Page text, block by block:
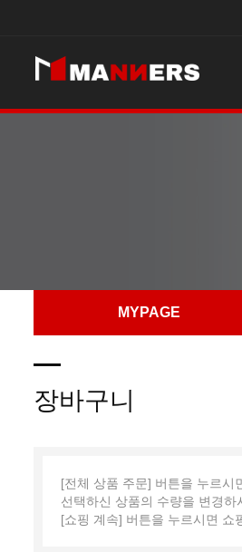
MYPAGE
장바구니
[전체 상품 주문] 버튼을 누르시
선택하신 상품의 수량을 변경
[쇼핑 계속] 버튼을 누르시면 쇼